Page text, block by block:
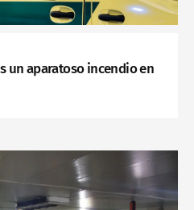
un aparatoso incendio en